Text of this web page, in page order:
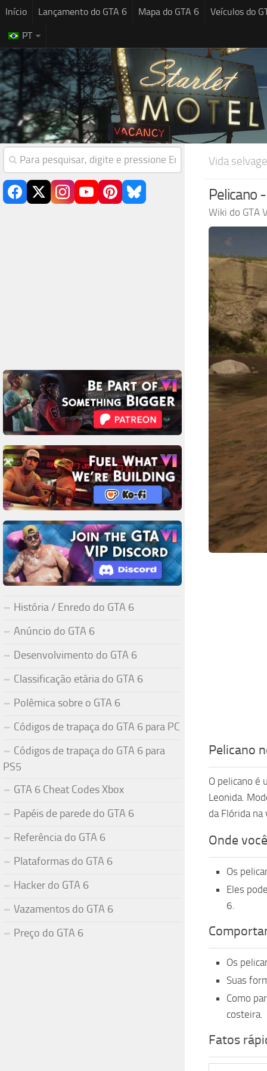
Início Lançamento do GTA 6 Mapa do GTA 6 Veículos do
PT
Vida
Pelicano
Wiki do GTA
Pelicano
O pelicano é
Leonida.
da Flórida na
Onde
Os
Eles
6.
Os
Suas
Como
costeira.
Fatos
História / Enredo do GTA 6
Anúncio do GTA 6
Desenvolvimento do GTA 6
Classificação etária do GTA 6
Polêmica sobre o GTA 6
Códigos de trapaça do GTA 6 para PC
Códigos de trapaça do GTA 6 para
PS5
GTA 6 Cheat Codes Xbox
Papéis de parede do GTA 6
Referência do GTA 6
Plataformas do GTA 6
Hacker do GTA 6
Vazamentos do GTA 6
Preço do GTA 6